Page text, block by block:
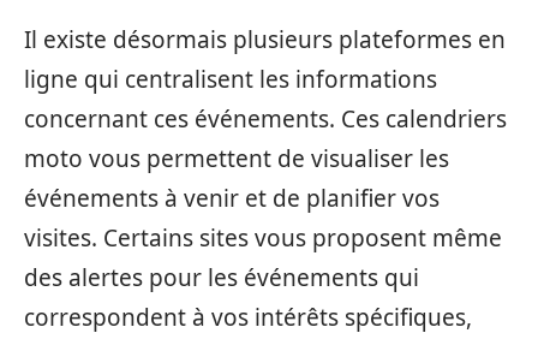
Il existe désormais plusieurs plateformes en
ligne qui centralisent les informations
concernant ces événements. Ces calendriers
moto vous permettent de visualiser les
événements à venir et de planifier vos
visites. Certains sites vous proposent même
des alertes pour les événements qui
correspondent à vos intérêts spécifiques,